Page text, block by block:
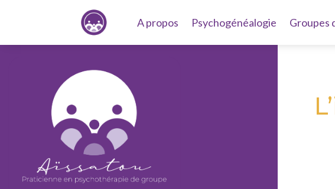
A propos Psychogénéalogie Groupes